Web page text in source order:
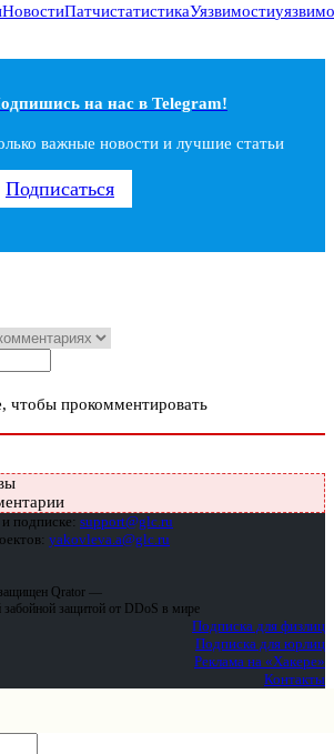
НовостиПатчистатистикаУязвимости
на наc в Telegram!
важные новости и лучшие статьи
Подписаться
чтобы прокомментировать
подписке: support@glc.ru
yakovleva.a@glc.ru
Qrator —
забойной защитой от DDoS в мире
Подписка для физлиц
Подписка для юрлиц
Реклама на «Хакере»
Контакты